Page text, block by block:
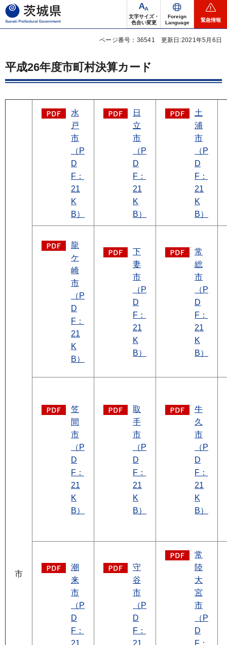
茨城県
文字サイズ・
色合い変更
Foreign
Language
緊急情報
ページ番号：36541 更新日:2021年5月6日
平成26年度市町村決算カード
市
水
戸
市
（P
D
F：
21
K
B）
日
立
市
（P
D
F：
21
K
B）
土
浦
市
（P
D
F：
21
K
B）
龍
ケ
崎
市
（P
D
F：
21
K
B）
下
妻
市
（P
D
F：
21
K
B）
常
総
市
（P
D
F：
21
K
B）
笠
間
市
（P
D
F：
21
K
B）
取
手
市
（P
D
F：
21
K
B）
牛
久
市
（P
D
F：
21
K
B）
潮
来
市
（P
D
F：
21
守
谷
市
（P
D
F：
21
常
陸
大
宮
市
（P
D
F：